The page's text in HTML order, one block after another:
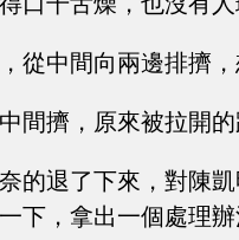
從中間向兩邊排擠
間擠，原來被拉開
的退了下來，對陳
下，拿出一個處理